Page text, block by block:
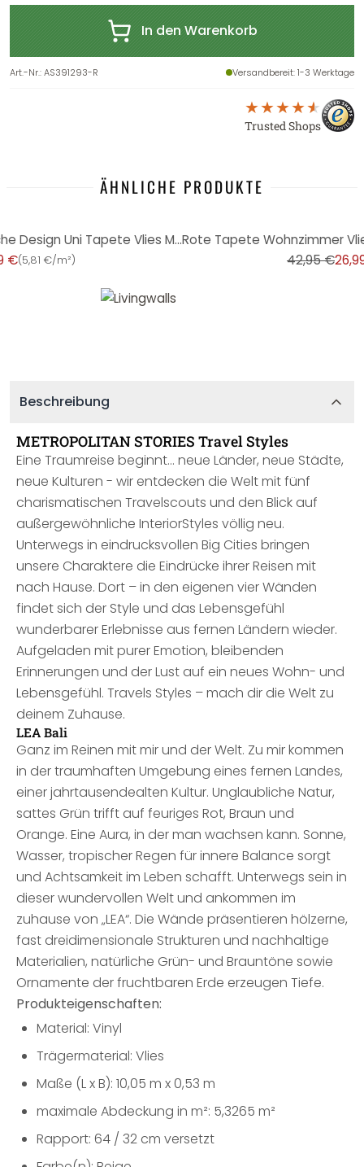
In den Warenkorb
Art.-Nr.:AS391293-R Versandbereit: 1-3 Werktage
Trusted Shops
ÄHNLICHE PRODUKTE
Vliestapete Braun geometrische Design Uni Tapete Vlies Mustertapete
€(5,81 €/m²) 42,95 €
Beschreibung
METROPOLITAN STORIES Travel Styles
Eine Traumreise beginnt… neue Länder, neue Städte,
neue Kulturen - wir entdecken die Welt mit fünf
charismatischen Travelscouts und den Blick auf
außergewöhnliche InteriorStyles völlig neu.
Unterwegs in eindrucksvollen Big Cities bringen
unsere Charaktere die Eindrücke ihrer Reisen mit
nach Hause. Dort – in den eigenen vier Wänden
findet sich der Style und das Lebensgefühl
wunderbarer Erlebnisse aus fernen Ländern wieder.
Aufgeladen mit purer Emotion, bleibenden
Erinnerungen und der Lust auf ein neues Wohn- und
Lebensgefühl. Travels Styles – mach dir die Welt zu
deinem Zuhause.
LEA Bali
Ganz im Reinen mit mir und der Welt. Zu mir kommen
in der traumhaften Umgebung eines fernen Landes,
einer jahrtausendealten Kultur. Unglaubliche Natur,
sattes Grün trifft auf feuriges Rot, Braun und
Orange. Eine Aura, in der man wachsen kann. Sonne,
Wasser, tropischer Regen für innere Balance sorgt
und Achtsamkeit im Leben schafft. Unterwegs sein in
dieser wundervollen Welt und ankommen im
zuhause von „LEA“. Die Wände präsentieren hölzerne,
fast dreidimensionale Strukturen und nachhaltige
Materialien, natürliche Grün- und Brauntöne sowie
Ornamente der fruchtbaren Erde erzeugen Tiefe.
Produkteigenschaften:
Material: Vinyl
Trägermaterial: Vlies
Maße (L x B): 10,05 m x 0,53 m
maximale Abdeckung in m²: 5,3265 m²
Rapport: 64 / 32 cm versetzt